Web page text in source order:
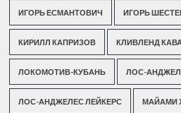
ИГОРЬ ЕСМАНТОВИЧ ИГОРЬ
КИРИЛЛ КАПРИЗОВ КЛИВЛЕНД
ЛОКОМОТИВ-КУБАНЬ ЛОС-
ЛОС-АНДЖЕЛЕС ЛЕЙКЕРС МАЙАМИ